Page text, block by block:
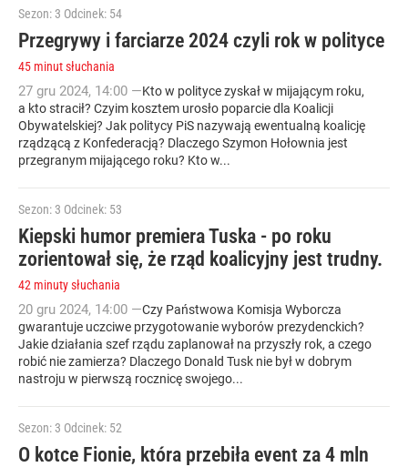
Sezon: 3 Odcinek: 54
Przegrywy i farciarze 2024 czyli rok w polityce
45 minut słuchania
27 gru 2024, 14:00 —Kto w polityce zyskał w mijającym roku,
a kto stracił? Czyim kosztem urosło poparcie dla Koalicji
Obywatelskiej? Jak politycy PiS nazywają ewentualną koalicję
rządzącą z Konfederacją? Dlaczego Szymon Hołownia jest
przegranym mijającego roku? Kto w...
Sezon: 3 Odcinek: 53
Kiepski humor premiera Tuska - po roku
zorientował się, że rząd koalicyjny jest trudny.
42 minuty słuchania
20 gru 2024, 14:00 —Czy Państwowa Komisja Wyborcza
gwarantuje uczciwe przygotowanie wyborów prezydenckich?
Jakie działania szef rządu zaplanował na przyszły rok, a czego
robić nie zamierza? Dlaczego Donald Tusk nie był w dobrym
nastroju w pierwszą rocznicę swojego...
Sezon: 3 Odcinek: 52
O kotce Fionie, która przebiła event za 4 mln